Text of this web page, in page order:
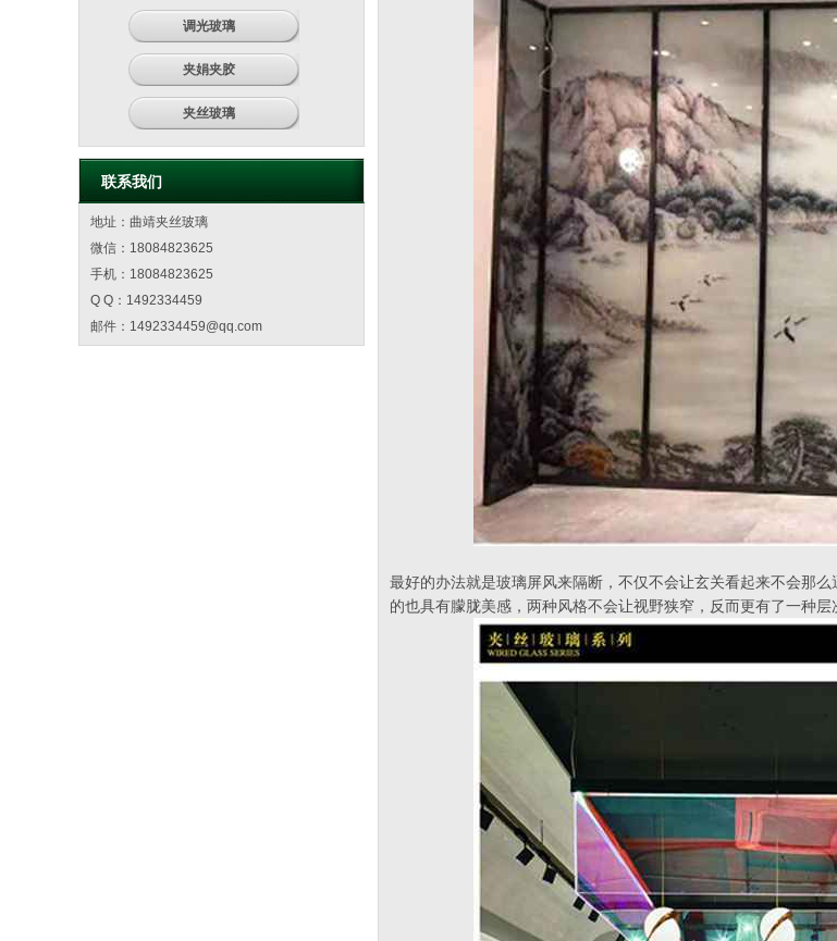
调光玻璃
夹娟夹胶
夹丝玻璃
联系我们
地址：曲靖夹丝玻璃
微信：18084823625
手机：18084823625
Q Q：1492334459
邮件： 1492334459@qq.com
最好的办法就是玻璃屏风来隔断，不仅不会让玄关看起来不会那
的也具有朦胧美感，两种风格不会让视野狭窄，反而更有了一种层